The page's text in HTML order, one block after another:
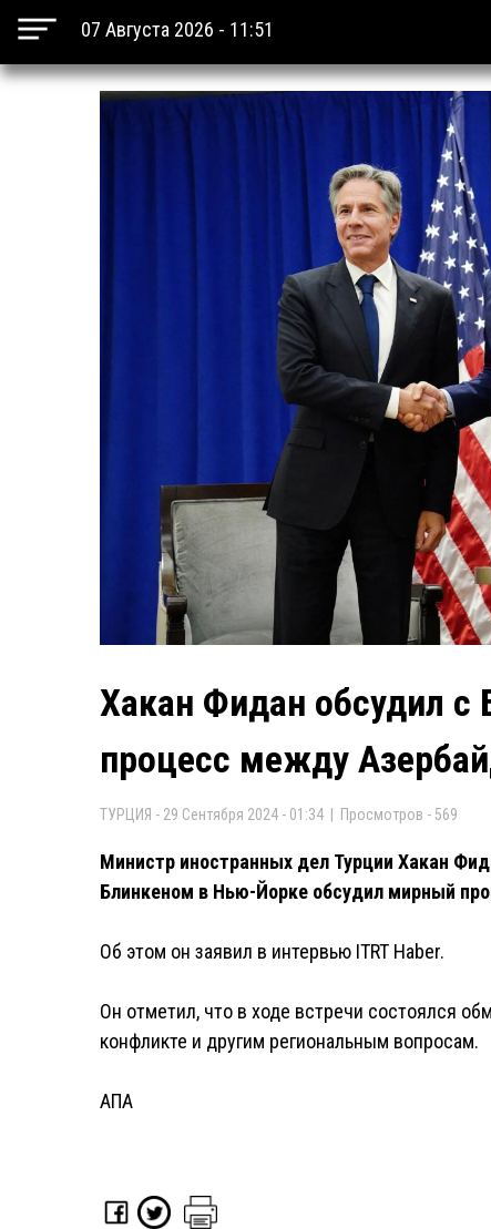
07 Августа 2026 - 11:51
Хакан Фидан обсудил
процесс между
ТУРЦИЯ - 29 Сентября 2024 - 01:34 | Просмотров - 569
Министр иностранных дел Турции Хакан
Блинкеном в Нью-Йорке обсудил мирный
Об этом он заявил в интервью ITRT Haber.
Он отметил, что в ходе встречи состоялся
конфликте и другим региональным вопросам.
АПА